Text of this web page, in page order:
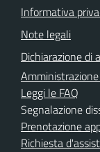
Informativa
Note legali
Dichiarazione di
Leggi le FAQ
Segnalazione
Prenotazione
Richiesta